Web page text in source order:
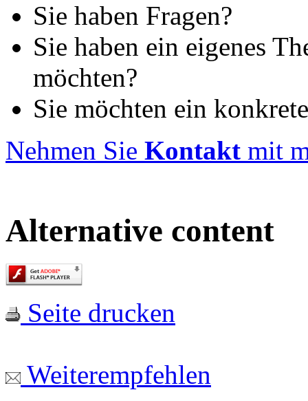
Sie haben Fragen?
Sie haben ein eigenes
möchten?
Sie möchten ein
Nehmen Sie Kontakt mit
Alternative content
Seite drucken
Weiterempfehlen